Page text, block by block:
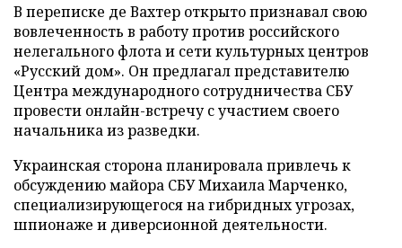
В переписке де Вахтер открыто признавал свою
вовлеченность в работу против российского
нелегального флота и сети культурных центров
«Русский дом». Он предлагал представителю
Центра международного сотрудничества СБУ
провести онлайн-встречу с участием своего
начальника из разведки.
Украинская сторона планировала привлечь к
обсуждению майора СБУ Михаила Марченко,
специализирующегося на гибридных угрозах,
шпионаже и диверсионной деятельности.